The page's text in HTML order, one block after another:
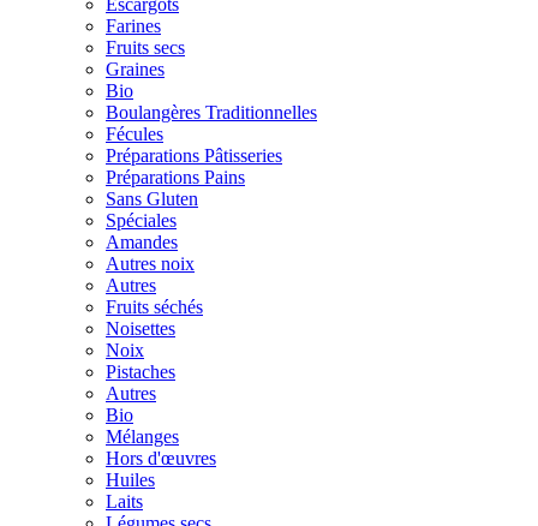
Escargots
Farines
Fruits secs
Graines
Bio
Boulangères Traditionnelles
Fécules
Préparations Pâtisseries
Préparations Pains
Sans Gluten
Spéciales
Amandes
Autres noix
Autres
Fruits séchés
Noisettes
Noix
Pistaches
Autres
Bio
Mélanges
Hors d'œuvres
Huiles
Laits